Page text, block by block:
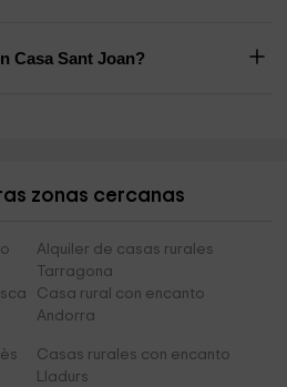
Casa Sant Joan?
zonas cercanas
Alquiler de casas rurales
Tarragona
Casa rural con encanto
Andorra
Casas rurales con encanto
Lladurs